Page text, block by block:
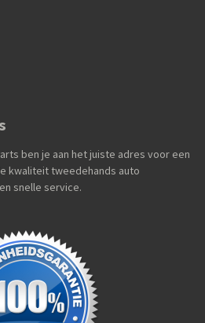
ben je aan het juiste adres voor een
kwaliteit tweedehands auto
snelle service.